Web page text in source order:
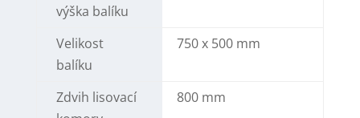
výška balíku
Velikost
balíku
750 x 500 mm
Zdvih lisovací
800 mm